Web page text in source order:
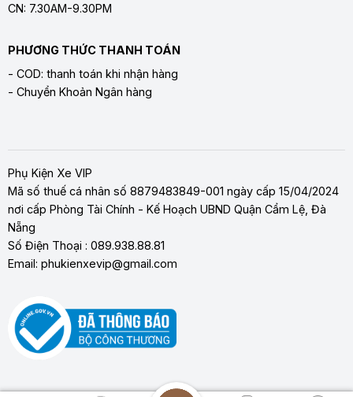
CN: 7.30AM-9.30PM
PHƯƠNG THỨC THANH TOÁN
- COD: thanh toán khi nhận hàng
- Chuyển Khoản Ngân hàng
Phụ Kiện Xe VIP
Mã số thuế cá nhân số 8879483849-001 ngày cấp 15/04/2024
nơi cấp Phòng Tài Chính - Kế Hoạch UBND Quận Cẩm Lệ, Đà
Nẵng
Số Điện Thoại : 089.938.88.81
Email: phukienxevip@gmail.com